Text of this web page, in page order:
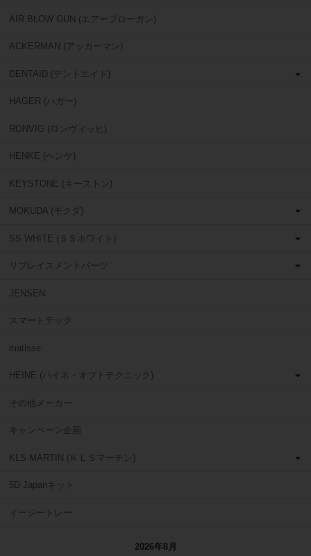
AIR BLOW GUN (エアーブローガン)
ACKERMAN (アッカーマン)
DENTAID (デントエイド)
HAGER (ハガー)
RONVIG (ロンヴィッヒ)
HENKE (ヘンケ)
KEYSTONE (キーストン)
MOKUDA (モクダ)
SS WHITE (ＳＳホワイト)
リプレイスメントパーツ
JENSEN
スマートテック
matisse
HEINE (ハイネ・オプトテクニック)
その他メーカー
キャンペーン企画
KLS MARTIN (ＫＬＳマーチン)
5D Japanキット
イージートレー
2026年8月